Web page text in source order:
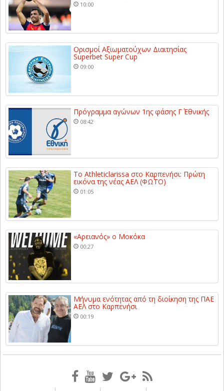
10:00
Ορισμοί Αξιωματούχων Διαιτησίας
Superbet Super Cup
09:00
Πρόγραμμα αγώνων 1ης φάσης Γ΄ Εθνικής
08:42
Το Athleticlarissa στο Καρπενήσι: Πρώτη
εικόνα της νέας ΑΕΛ (ΦΩΤΟ)
01:05
«Αρειανός» ο Μοκόκα
00:27
Μήνυμα ενότητας από τη διοίκηση της ΠΑΕ
ΑΕΛ στο Καρπενήσι
00:19